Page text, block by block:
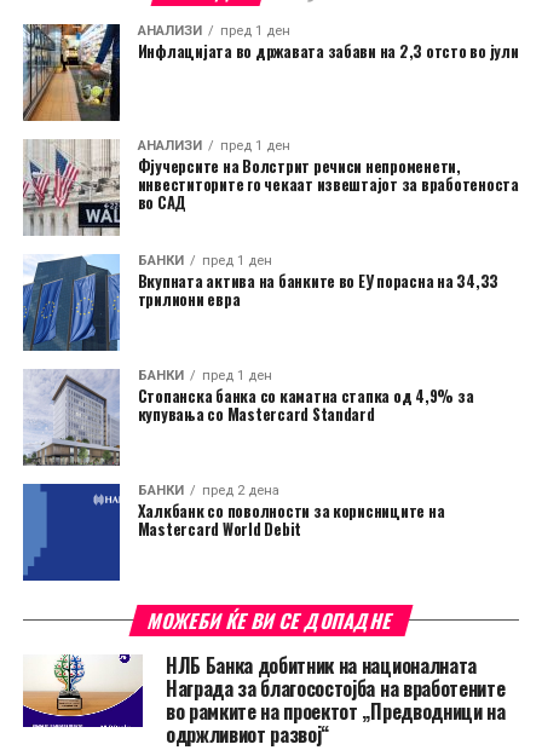
АНАЛИЗИ пред 1 ден
Инфлацијата во државата забави на 2,3 отсто во јули
АНАЛИЗИ пред 1 ден
Фјучерсите на Волстрит речиси непроменети,
инвеститорите го чекаат извештајот за вработеноста
во САД
БАНКИ пред 1 ден
Вкупната актива на банките во ЕУ порасна на 34,33
трилиони евра
БАНКИ пред 1 ден
Стопанска банка со каматна стапка од 4,9% за
купувања со Mastercard Standard
БАНКИ пред 2 дена
Халкбанк со поволности за корисниците на
Mastercard World Debit
МОЖЕБИ ЌЕ ВИ СЕ ДОПАДНЕ
НЛБ Банка добитник на националната
Награда за благосостојба на вработените
во рамките на проектот „Предводници на
одржливиот развој“